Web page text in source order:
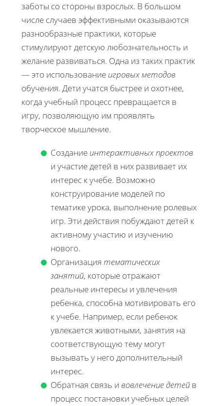
заботы со стороны взрослых. В большом
числе случаев эффективными оказываются
разнообразные практики, которые
стимулируют детскую любознательность и
желание развиваться. Одна из таких практик
— это использование игровых методов
обучения. Дети учатся быстрее и охотнее,
когда учебный процесс превращается в
игру, позволяющую им проявлять
творческое мышление.
Создание интерактивных проектов
и участие детей в них развивает их
интерес к учебе. Возможно
конструирование моделей по
тематике урока, выполнение ролевых
игр. Эти действия побуждают детей к
активному участию и изучению
нового.
Организация тематических
занятий, которые отражают
реальные интересы и увлечения
ребенка, способна мотивировать его
к учебе. Например, если ребенок
увлекается животными, занятия на
соответствующую тему могут
вызывать у него дополнительный
интерес.
Обратная связь и вовлечение детей в
процесс постановки учебных целей